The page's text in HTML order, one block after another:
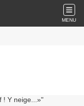
MENU